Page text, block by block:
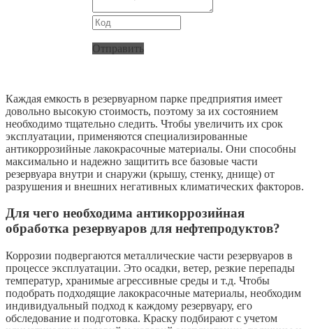
Отправить
Каждая емкость в резервуарном парке предприятия имеет
довольно высокую стоимость, поэтому за их состоянием
необходимо тщательно следить. Чтобы увеличить их срок
эксплуатации, применяются специализированные
антикоррозийные лакокрасочные материалы. Они способны
максимально и надежно защитить все базовые части
резервуара внутри и снаружи (крышу, стенку, днище) от
разрушения и внешних негативных климатических факторов.
Для чего необходима антикоррозийная
обработка резервуаров для нефтепродуктов?
Коррозии подвергаются металлические части резервуаров в
процессе эксплуатации. Это осадки, ветер, резкие перепады
температур, хранимые агрессивные среды и т.д. Чтобы
подобрать подходящие лакокрасочные материалы, необходим
индивидуальный подход к каждому резервуару, его
обследование и подготовка. Краску подбирают с учетом